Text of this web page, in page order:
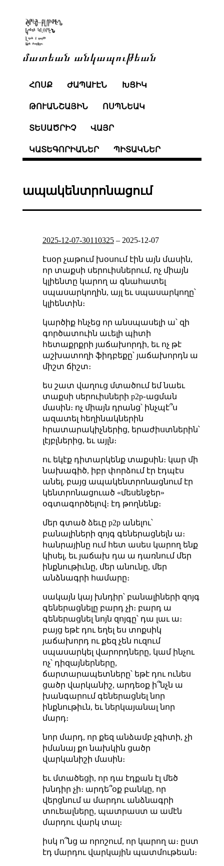
մատեան անկապութեան
ՀՈՍՔ ԺԱՊԱՒԷՆ ԽՑԻԿ
ԹՈՒԱՆՇԱՅԻՆ ՈՍՊՆԵԱԿ
ՏԵՍԱԾՐԻՉ ՎԱՅՐ
ԿԱՏԵԳՈՐԻԱՆԵՐ ՊԻՏԱԿՆԵՐ
ապակենտրոնացում
2025-12-07-30110325– 2025-12-07
էսօր չաթում խօսում էին այն մասին,
որ տաքսի սերուիսներում, ոչ միայն
կլիենտը կարող ա գնահատել
սպասարկողին, այլ եւ սպասարկողը՝
կլիենտին։
կարծիք հնչեց որ անսպասելի ա՝ զի
գործատուին աւելի պիտի
հետաքրքրի յաճախորդի, եւ ոչ թէ
աշխատողի ֆիդբեքը՝ յաճախորդն ա
միշտ ճիշտ։
ես շատ վաղուց մտածում եմ նաեւ
տաքսի սերուիսների p2p֊ացման
մասին։ ոչ միայն դրանց՝ ինչպէ՞ս
ազատել հեղինակներին
հրատարակիչներից, երաժիստներին՝
լէյբլներից, եւ այլն։
ու եկէք դիտարկենք տաքսին։ կար մի
նախագիծ, իբր փորձում էր էդպէս
անել, բայց ապակենտրոնացնում էր
կենտրոնացուած «մեսենջեր»
օգտագործելով։ էդ թողնենք։
մեր գտած ձեւը p2p անելու՝
բանալիների զոյգ գեներացնելն ա։
հանրայինը ում հետ ասես կարող ենք
կիսել, եւ յաճախ դա ա դառնում մեր
ինքնութիւնը, մեր անունը, մեր
անձնագրի համարը։
սակայն կայ խնդիր՝ բանալիների զոյգ
գեներացնելը բարդ չի։ բարդ ա
գեներացնել նոյն զոյգը՝ դա լաւ ա։
բայց եթէ դու եղել ես տոքսիկ
յաճախորդ ու քեզ չեն ուզում
սպասարկել վարորդները, կամ ինչու
ոչ՝ դիզայներները,
ճարտարապետները՝ եթէ դու ունես
ցածր վարկանիշ, արդեօք ի՞նչն ա
խանգարում գեներացնել նոր
ինքնութիւն, եւ ներկայանալ նոր
մարդ։
նոր մարդ, որ քեզ անձամբ չգիտի, չի
իմանայ քո նախկին ցածր
վարկանիշի մասին։
եւ մտածեցի, որ դա էդքան էլ մեծ
խնդիր չի։ արդե՞օք բանկը, որ
վերցնում ա մարդու անձնագրի
տուեալները, պատրաստ ա ամէն
մարդու վարկ տալ։
իսկ ո՞նց ա որոշում, որ կարող ա։ ըստ
էդ մարդու վարկային պատմութեան։